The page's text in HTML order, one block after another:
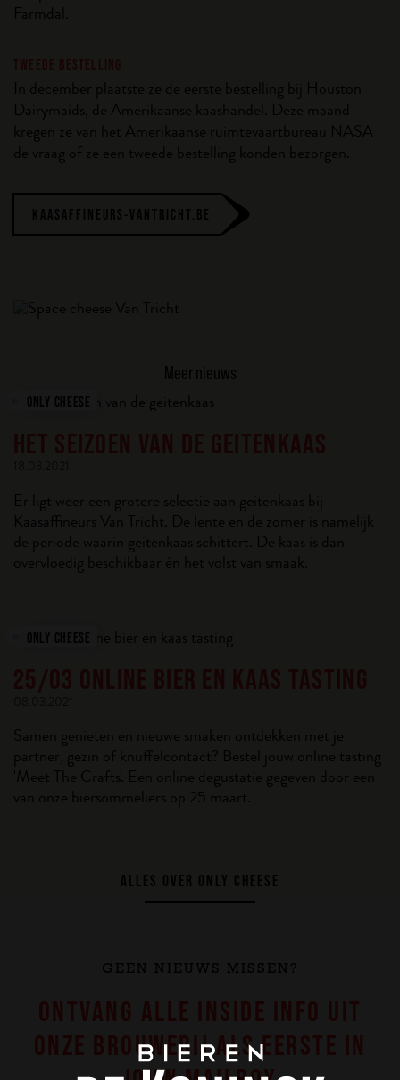
Farmdal.
In december plaatste ze de eerste bestelling bij Houston
Dairymaids, de Amerikaanse kaashandel. Deze maand
kregen ze van het Amerikaanse ruimtevaartbureau NASA
de vraag of ze een tweede bestelling konden bezorgen.
KAASAFFINEURS-VANTRICHT.BE
Meer nieuws
ONLY CHEESE
Er ligt weer een grotere selectie aan geitenkaas bij
Kaasaffineurs Van Tricht. De lente en de zomer is namelijk
de periode waarin geitenkaas schittert. De kaas is dan
overvloedig beschikbaar én het volst van smaak.
ONLY CHEESE
Samen genieten en nieuwe smaken ontdekken met je
partner, gezin of knuffelcontact? Bestel jouw online tasting
'Meet The Crafts'. Een online degustatie gegeven door een
van onze biersommeliers op 25 maart.
ALLES OVER ONLY CHEESE
GEEN NIEUWS MISSEN?
ONZE BROUWERIJ ALS EERSTE IN